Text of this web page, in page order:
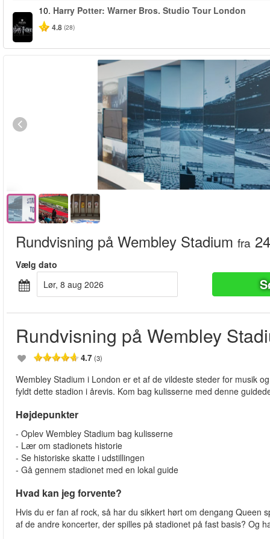
10. Harry Potter: Warner Bros. Studio Tour London
4.8 (28)
Rundvisning på Wembley Stadium fra
Vælg dato
lør, 8 aug 2026
Rundvisning på Wembley
4.7 (3)
Wembley Stadium i London er et af de vildeste steder for musik
fyldt dette stadion i årevis. Kom bag kulisserne med denne
Højdepunkter
- Oplev Wembley Stadium bag kulisserne
- Lær om stadionets historie
- Se historiske skatte i udstillingen
- Gå gennem stadionet med en lokal guide
Hvad kan jeg forvente?
Hvis du er fan af rock, så har du sikkert hørt om dengang Queen
af de andre koncerter, der spilles på stadionet på fast basis? Og